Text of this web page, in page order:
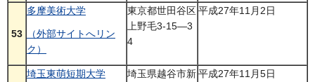
53
多摩美術大学
（外部サイトへリン
ク）
東京都世田谷区
上野毛3-15―3
4
平成27年11月2日
埼玉東萌短期大学
埼玉県越谷市新平成27年11月5日